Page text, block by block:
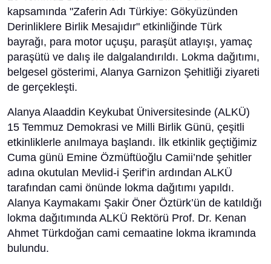
kapsamında "Zaferin Adı Türkiye: Gökyüzünden
Derinliklere Birlik Mesajıdır" etkinliğinde Türk
bayrağı, para motor uçuşu, paraşüt atlayışı, yamaç
paraşütü ve dalış ile dalgalandırıldı. Lokma dağıtımı,
belgesel gösterimi, Alanya Garnizon Şehitliği ziyareti
de gerçekleşti.
Alanya Alaaddin Keykubat Üniversitesinde (ALKÜ)
15 Temmuz Demokrasi ve Milli Birlik Günü, çeşitli
etkinliklerle anılmaya başlandı. İlk etkinlik geçtiğimiz
Cuma günü Emine Özmüftüoğlu Camii’nde şehitler
adına okutulan Mevlid-i Şerif’in ardından ALKÜ
tarafından cami önünde lokma dağıtımı yapıldı.
Alanya Kaymakamı Şakir Öner Öztürk’ün de katıldığı
lokma dağıtımında ALKÜ Rektörü Prof. Dr. Kenan
Ahmet Türkdoğan cami cemaatine lokma ikramında
bulundu.